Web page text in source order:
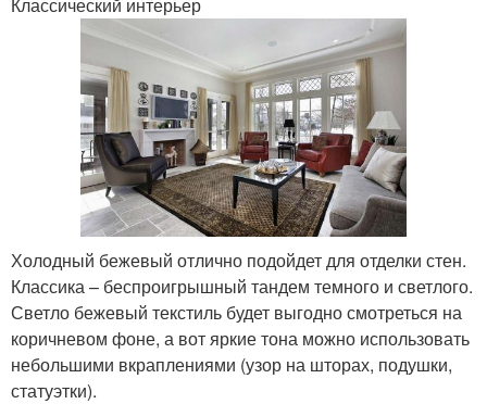
Классический интерьер
Холодный бежевый отлично подойдет для отделки стен.
Классика – беспроигрышный тандем темного и светлого.
Светло бежевый текстиль будет выгодно смотреться на
коричневом фоне, а вот яркие тона можно использовать
небольшими вкраплениями (узор на шторах, подушки,
статуэтки).